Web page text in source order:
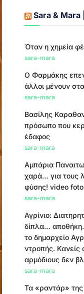
Sara & Mara
Όταν η χημεία
sara-mara
Ο Φαρμάκης
άλλοι μένουν
sara-mara
Βασίλης
πρόσωπο που
έδαφος
sara-mara
Αμπάρια
χαρά… για τους
φύσης! video foto
sara-mara
Αγρίνιο:
δίπλα…
το δημαρχείο
ντροπής. Κανείς
αρμόδιους δεν
sara-mara
Τα «ραντάρ»